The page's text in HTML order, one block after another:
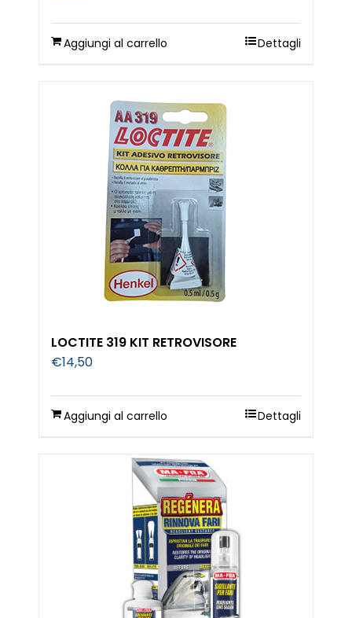
Aggiungi al carrello Dettagli
LOCTITE 319 KIT RETROVISORE
€14,50
Aggiungi al carrello Dettagli